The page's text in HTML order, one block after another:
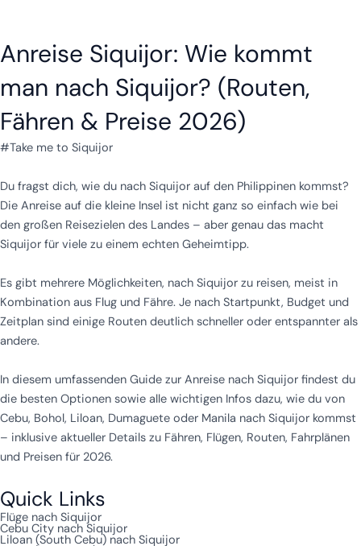
Anreise Siquijor: Wie kommt
man nach Siquijor? (Routen,
Fähren & Preise 2026)
#Take me to Siquijor
Du fragst dich, wie du nach Siquijor auf den Philippinen kommst?
Die Anreise auf die kleine Insel ist nicht ganz so einfach wie bei
den großen Reisezielen des Landes – aber genau das macht
Siquijor für viele zu einem echten Geheimtipp.
Es gibt mehrere Möglichkeiten, nach Siquijor zu reisen, meist in
Kombination aus Flug und Fähre. Je nach Startpunkt, Budget und
Zeitplan sind einige Routen deutlich schneller oder entspannter als
andere.
In diesem umfassenden Guide zur Anreise nach Siquijor findest du
die besten Optionen sowie alle wichtigen Infos dazu, wie du von
Cebu, Bohol, Liloan, Dumaguete oder Manila nach Siquijor kommst
– inklusive aktueller Details zu Fähren, Flügen, Routen, Fahrplänen
und Preisen für 2026.
Quick Links
Flüge nach Siquijor
Cebu City nach Siquijor
Liloan (South Cebu) nach Siquijor